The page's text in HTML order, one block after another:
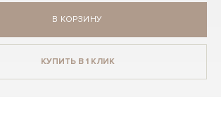
В КОРЗИНУ
КУПИТЬ В 1 КЛИК